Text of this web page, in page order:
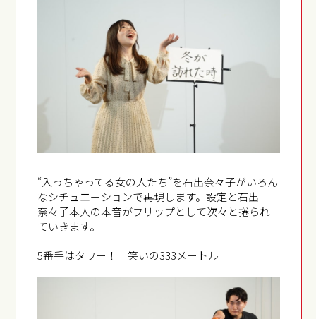
“入っちゃってる女の人たち”を石出奈々子がいろん
なシチュエーションで再現します。設定と石出
奈々子本人の本音がフリップとして次々と捲られ
ていきます。
5番手はタワー！ 笑いの333メートル